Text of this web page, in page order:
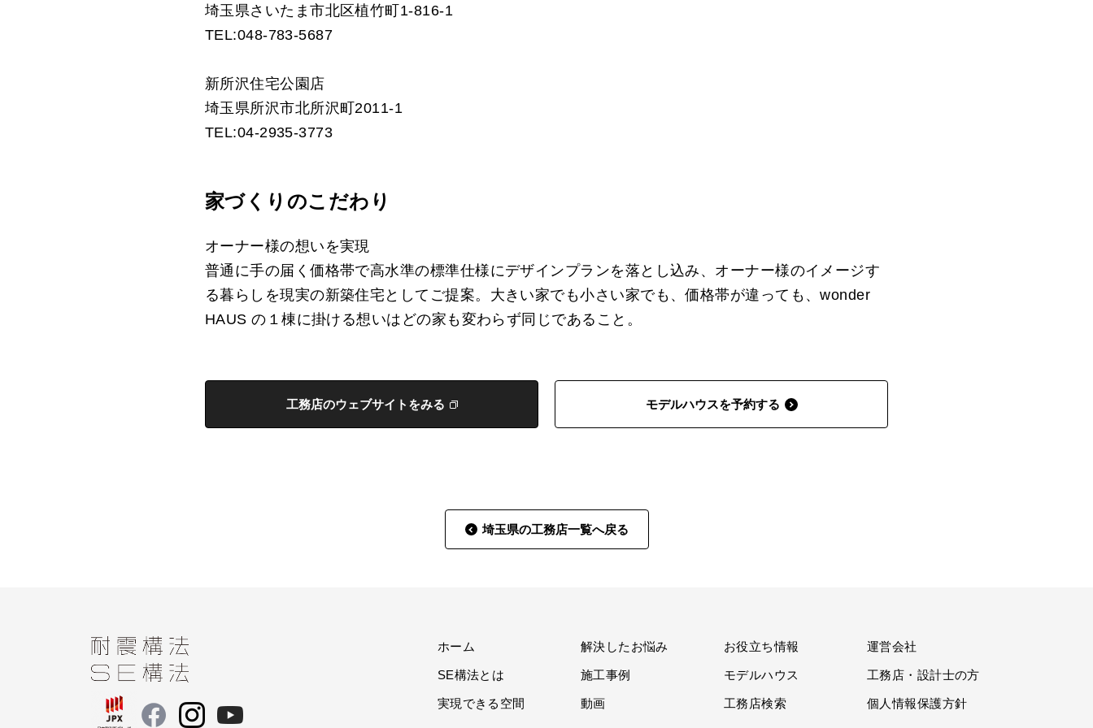
埼玉県さいたま市北区植竹町1-816-1
TEL:048-783-5687
新所沢住宅公園店
埼玉県所沢市北所沢町2011-1
TEL:04-2935-3773
家づくりのこだわり
オーナー様の想いを実現
普通に手の届く価格帯で高水準の標準仕様にデザインプランを落とし込み、オーナー様のイメージす
る暮らしを現実の新築住宅としてご提案。大きい家でも小さい家でも、価格帯が違っても、wonder
HAUS の１棟に掛ける想いはどの家も変わらず同じであること。
工務店のウェブサイトをみる モデルハウスを予約する
埼玉県の工務店一覧へ戻る
ホーム 解決したお悩み お役立ち情報 運営会社
SE構法とは 施工事例 モデルハウス 工務店・設計士の方
実現できる空間 動画 工務店検索 個人情報保護方針